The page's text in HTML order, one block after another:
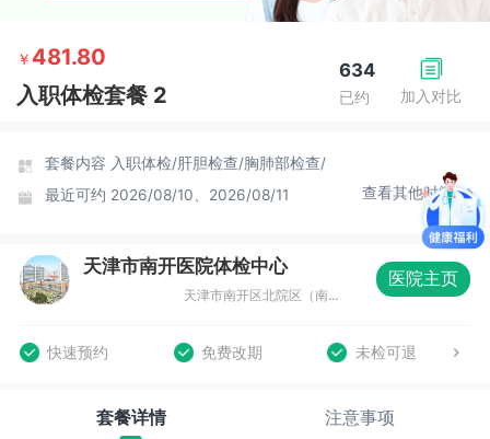
加入对比
634
已约
￥ 481.80
入职体检套餐 2
套餐内容 入职体检/肝胆检查/胸肺部检查/
最近可约 2026/08/10、2026/08/11 查看其他时间
天津市南开医院体检中心
天津市南开区北院区（南开三纬路122号）中西医结合工程中心3楼
医院主页
快速预约 免费改期 未检可退
套餐详情 注意事项